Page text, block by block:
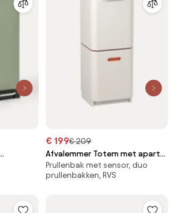
€ 199€ 209
Afvalemmer Totem met aparte
recycling unit, in verschillende
formaten
Prullenbak met sensor, duo
prullenbakken, RVS